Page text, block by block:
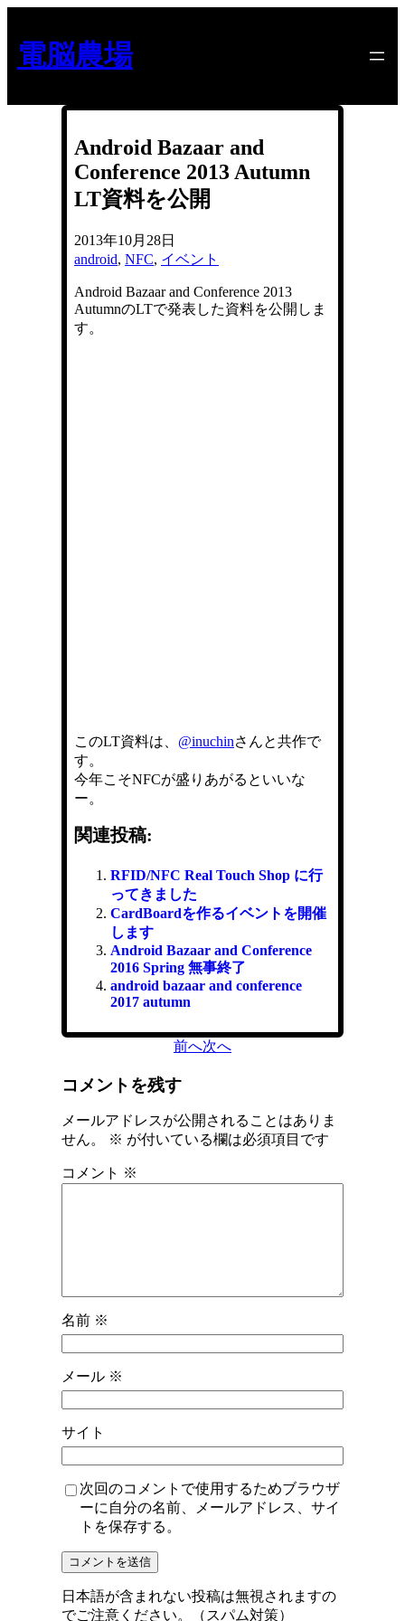
を
ス
ッ
電脳農場
Android Bazaar and
Conference 2013 Autumn
LT資料を公開
2013年10月28日
android, NFC, イベント
Android Bazaar and Conference 2013
AutumnのLTで発表した資料を公開しま
す。
このLT資料は、 @inuchinさんと共作で
す。
今年こそNFCが盛りあがるといいな
ー。
関連投稿:
RFID/NFC Real Touch Shop に行
ってきました
CardBoardを作るイベントを開催
します
Android Bazaar and Conference
2016 Spring 無事終了
android bazaar and conference
2017 autumn
前へ次へ
コメントを残す
メールアドレスが公開されることはありま
せん。
※ が付いている欄は必須項目です
コメント ※
名前 ※
メール ※
サイト
次回のコメントで使用するためブラウザ
ーに自分の名前、メールアドレス、サイ
トを保存する。
日本語が含まれない投稿は無視されますの
でご注意ください。（スパム対策）